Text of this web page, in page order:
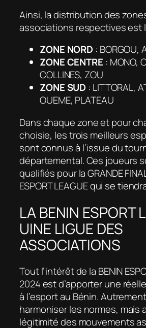
Ainsi, la distribution des
associations respectives est
ZONE NORD : BORGOU,
ZONE CENTRE : MONO,
COLLINES, ZOU
ZONE SUD : LITTORAL,
OUEME, PLATEAU
Dans chaque zone et pour
choisie, les trois meilleurs
sont connus à l’issue du
départemental. Ces joueurs
qualifiés pour la GRANDE
ESPORT LEAGUE qui se
LA BENIN ESPORT
UINE LIGUE DES
ASSOCIATIONS
Tout l’intérêt de la BENIN
2024 est d’apporter une
à l’esport au Bénin.
harmoniser les normes, mais
légitimité des mouvements